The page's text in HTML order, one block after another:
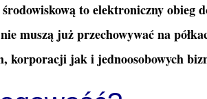
to elektroniczny obieg
muszą już przechowywać na
korporacji jak i jednoosobowych